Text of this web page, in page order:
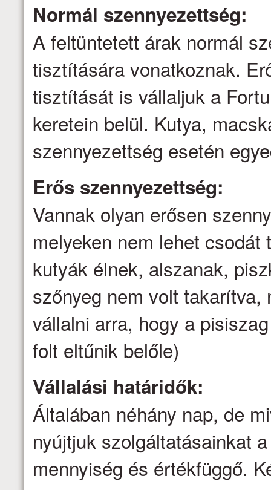
Normál szennyezettség:
A feltüntetett árak normál
tisztítására vonatkoznak.
tisztítását is vállaljuk a
keretein belül. Kutya,
szennyezettség esetén
Erős szennyezettség:
Vannak olyan erősen
melyeken nem lehet
kutyák élnek, alszanak,
szőnyeg nem volt
vállalni arra, hogy a
folt eltűnik belőle)
Vállalási határidők:
Általában néhány nap, de
nyújtjuk szolgáltatásainkat
mennyiség és értékfüggő.